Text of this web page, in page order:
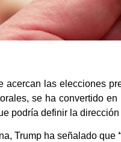
acercan las elecciones
se ha convertido
podría definir la
Trump ha señalado que